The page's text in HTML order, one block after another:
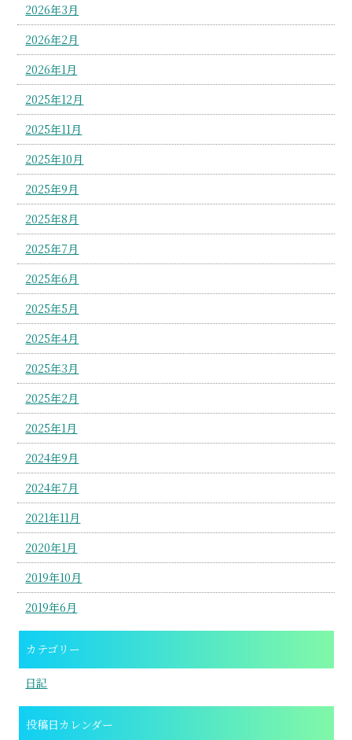
2026年3月
2026年2月
2026年1月
2025年12月
2025年11月
2025年10月
2025年9月
2025年8月
2025年7月
2025年6月
2025年5月
2025年4月
2025年3月
2025年2月
2025年1月
2024年9月
2024年7月
2021年11月
2020年1月
2019年10月
2019年6月
カテゴリー
日記
投稿日カレンダー